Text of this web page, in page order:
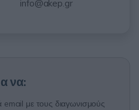
info@akep.gr
να:
email με τους διαγωνισμούς